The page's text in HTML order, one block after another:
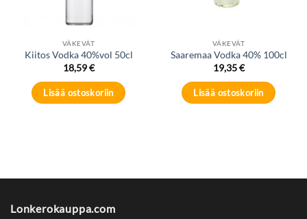
VÄKEVÄT
Kiitos Vodka 40%vol 50cl
18,59€
Lisää ostoskoriin
VÄKEVÄT
Saaremaa Vodka 40% 100cl
19,35€
Lisää ostoskoriin
Lonkerokauppa.com